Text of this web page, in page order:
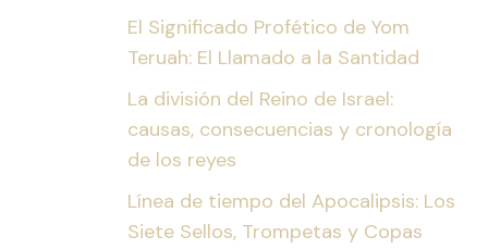
El Significado Profético de Yom
Teruah: El Llamado a la Santidad
La división del Reino de Israel:
causas, consecuencias y cronología
de los reyes
Línea de tiempo del Apocalipsis: Los
Siete Sellos, Trompetas y Copas